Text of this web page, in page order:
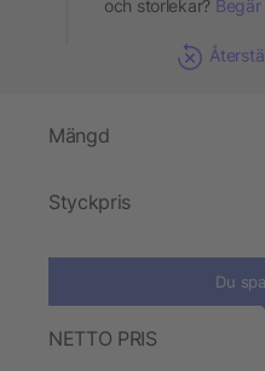
och storlekar?
Mängd
Styckpris
Du
NETTO PRIS